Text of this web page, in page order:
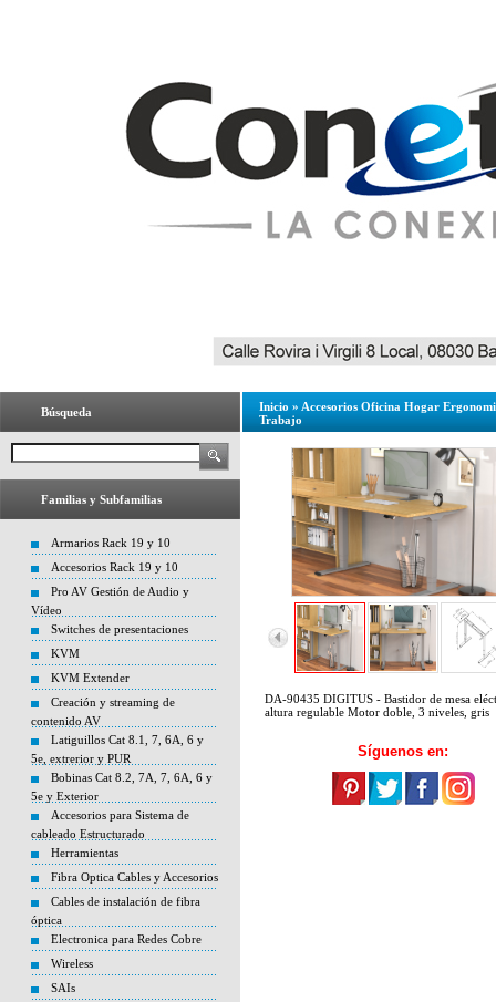
Búsqueda
Familias y Subfamilias
Armarios Rack 19 y 10
Accesorios Rack 19 y 10
Pro AV Gestión de Audio y
Vídeo
Switches de presentaciones
KVM
KVM Extender
Creación y streaming de
contenido AV
Latiguillos Cat 8.1, 7, 6A, 6 y
5e, extrerior y PUR
Bobinas Cat 8.2, 7A, 7, 6A, 6 y
5e y Exterior
Accesorios para Sistema de
cableado Estructurado
Herramientas
Fibra Optica Cables y Accesorios
Cables de instalación de fibra
óptica
Electronica para Redes Cobre
Wireless
SAIs
Inicio » Accesorios Oficina Hogar
Trabajo
DA-90435 DIGITUS - Bastidor de mesa
altura regulable Motor doble, 3 niveles, gris
Síguenos en: